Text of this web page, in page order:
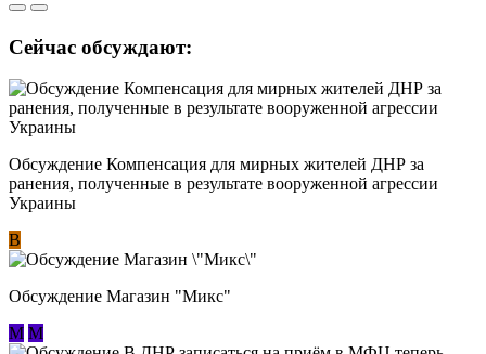
Сейчас обсуждают:
Обсуждение Компенсация для мирных жителей ДНР за
ранения, полученные в результате вооруженной агрессии
Украины
В
Обсуждение Магазин "Микс"
М М